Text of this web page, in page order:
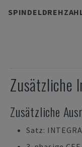
Zusätzliche
Zusätzliche
Satz: